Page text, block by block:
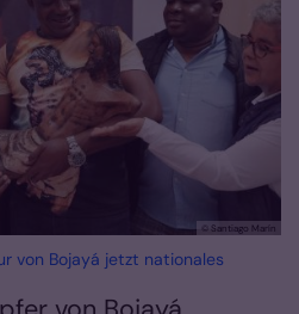
© Santiago Marín
von Bojayá jetzt nationales